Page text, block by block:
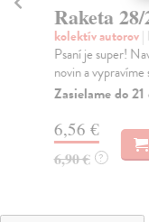
Raketa 28/
kolektív autorov|
Psaní je super!
novin a vypravíme
Zasielame do
6,56 €
6,90 € ?